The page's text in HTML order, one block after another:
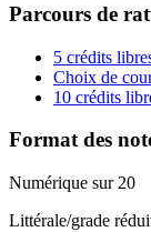
Parcours de
5 crédits
Choix de
10 crédits
Format des
Numérique sur 20
Littérale/grade